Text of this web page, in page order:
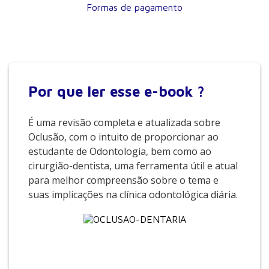
Formas de pagamento
Por que ler esse e-book ?
É uma revisão completa e atualizada sobre
Oclusão, com o intuito de proporcionar ao
estudante de Odontologia, bem como ao
cirurgião-dentista, uma ferramenta útil e atual
para melhor compreensão sobre o tema e
suas implicações na clínica odontológica diária.